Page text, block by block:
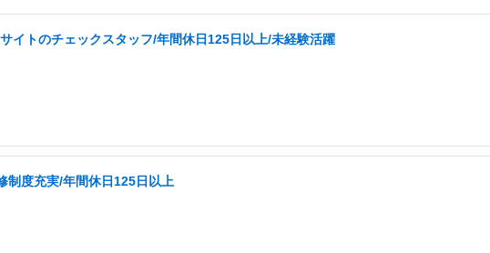
イトのチェックスタッフ/年間休日125日以上/未経験活躍
制度充実/年間休日125日以上